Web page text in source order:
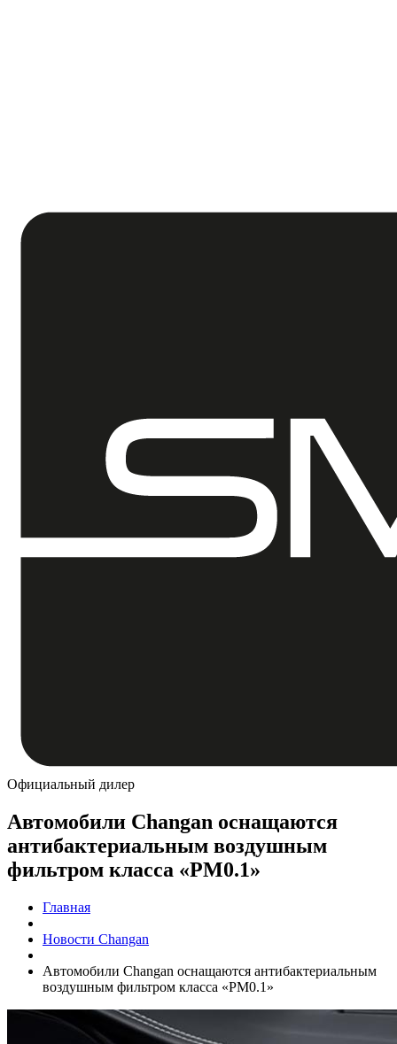
Официальный дилер
Автомобили Changan оснащаются
антибактериальным воздушным
фильтром класса «PM0.1»
Главная
Новости Changan
Автомобили Changan оснащаются антибактериальным
воздушным фильтром класса «PM0.1»